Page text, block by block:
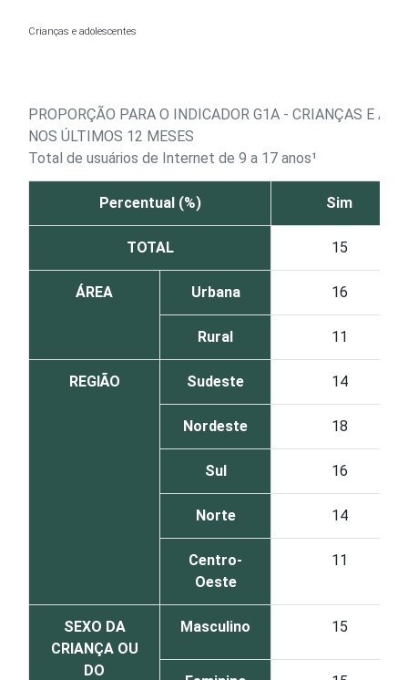
Crianças e adolescentes
PROPORÇÃO PARA O INDICADOR G1A - CRIANÇAS E
NOS ÚLTIMOS 12 MESES
Total de usuários de Internet de 9 a 17 anos¹
Percentual (%) Sim
TOTAL 15
ÁREA Urbana 16
Rural 11
REGIÃO Sudeste 14
Nordeste 18
Sul 16
Norte 14
Centro-
Oeste
11
SEXO DA
CRIANÇA OU
DO
Masculino 15